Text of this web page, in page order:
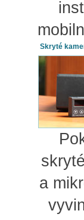
Skryté
a